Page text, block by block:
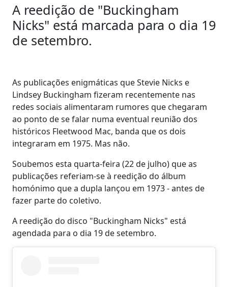
A reedição de "Buckingham
Nicks" está marcada para o dia 19
de setembro.
As publicações enigmáticas que Stevie Nicks e
Lindsey Buckingham fizeram recentemente nas
redes sociais alimentaram rumores que chegaram
ao ponto de se falar numa eventual reunião dos
históricos Fleetwood Mac, banda que os dois
integraram em 1975. Mas não.
Soubemos esta quarta-feira (22 de julho) que as
publicações referiam-se à reedição do álbum
homónimo que a dupla lançou em 1973 - antes de
fazer parte do coletivo.
A reedição do disco "Buckingham Nicks" está
agendada para o dia 19 de setembro.